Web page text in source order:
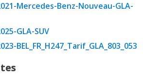
Mercedes-Benz-Nouveau-GLA-
GLA-SUV
BEL_FR_H247_Tarif_GLA_803_053